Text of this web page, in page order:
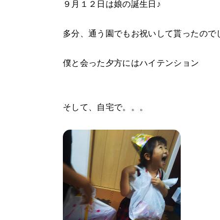
９月１２日は娘の誕生日♪
多分、通う園でもお祝いして貰ったので
僕と会った夕方にはハイテンション
そして、自宅で。。。